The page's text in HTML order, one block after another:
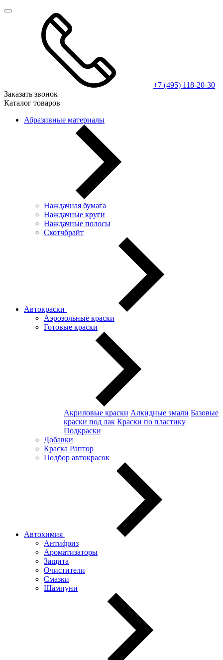
+7 (495) 118-20-30
Заказать звонок
Каталог товаров
Абразивные материалы
Наждачная бумага
Наждачные круги
Наждачные полосы
Скотчбрайт
Автокраски
Аэрозольные краски
Готовые краски
Акриловые краски Алкидные эмали Базовые
краски под лак Краски по пластику
Подкраски
Добавки
Краска Раптор
Подбор автокрасок
Автохимия
Антифриз
Ароматизаторы
Защита
Очистители
Смазки
Шампуни